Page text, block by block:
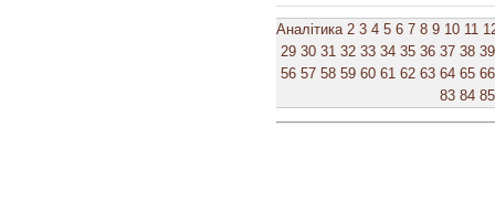
Аналітика 2 3 4 5 6 7 8 9 10 11
29 30 31 32 33 34 35 36 37 38 39
56 57 58 59 60 61 62 63 64 65 66
83 84 85